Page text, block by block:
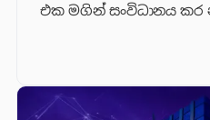
එක මගින් සංවිධානය කර න